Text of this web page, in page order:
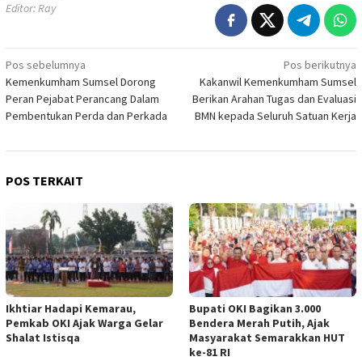
Editor: Ray
Navigasi
pos
Pos sebelumnya
Kemenkumham Sumsel Dorong
Peran Pejabat Perancang Dalam
Pembentukan Perda dan Perkada
Pos berikutnya
Kakanwil Kemenkumham Sumsel
Berikan Arahan Tugas dan Evaluasi
BMN kepada Seluruh Satuan Kerja
POS TERKAIT
Ikhtiar Hadapi Kemarau,
Pemkab OKI Ajak Warga Gelar
Shalat Istisqa
Bupati OKI Bagikan 3.000
Bendera Merah Putih, Ajak
Masyarakat Semarakkan HUT
ke-81 RI